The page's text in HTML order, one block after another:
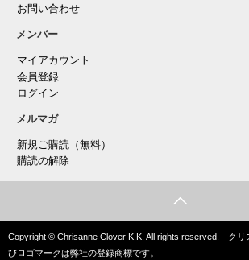
お問い合わせ
メンバー
マイアカウント
会員登録
ログイン
メルマガ
新規ご購読（無料）
購読の解除
Copyright © Chrisanne Clover K.K. All rights reserved. クリ
びロゴマークは弊社の登録商標です。